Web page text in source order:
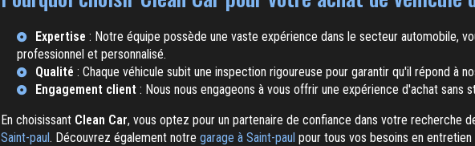
Expertise : Notre équipe possède une vaste expérience dans le secteur automobile,
professionnel et personnalisé.
Qualité : Chaque véhicule subit une inspection rigoureuse pour garantir qu'il répond à
Engagement client : Nous nous engageons à vous offrir une expérience d'achat sans
En choisissant Clean Car, vous optez pour un partenaire de confiance dans votre recherche
Saint-paul. Découvrez également notre garage à Saint-paul pour tous vos besoins en